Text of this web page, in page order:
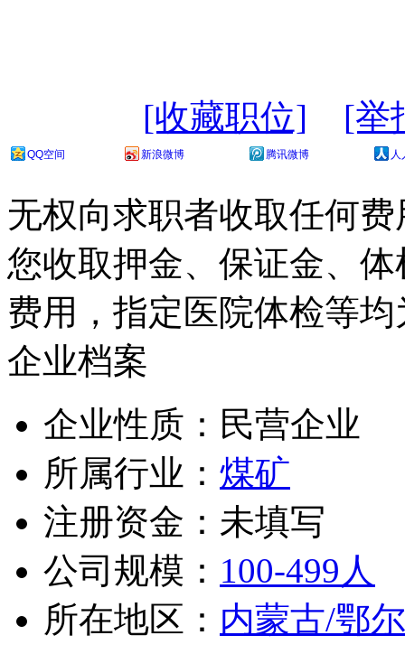
[收藏职位] [举
QQ空间 新浪微博 腾讯微博 人
无权向求职者收取任何
您收取押金、保证金、
费用，指定医院体检等
企业档案
企业性质：民营企业
所属行业： 煤矿
注册资金：未填写
公司规模： 100-499人
所在地区： 内蒙古/鄂